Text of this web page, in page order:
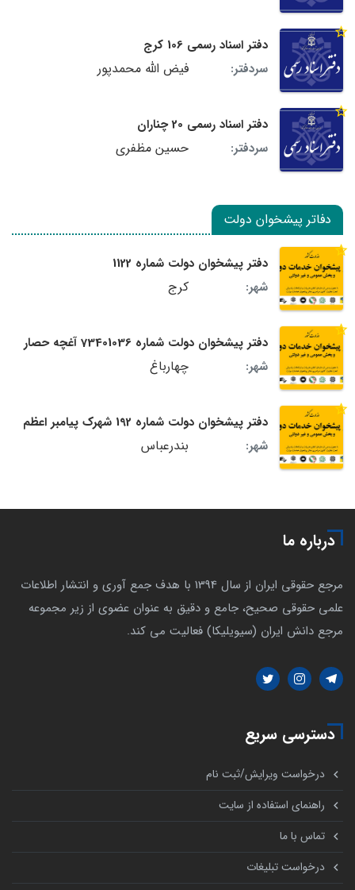
دفتر اسناد رسمی 106 کرج
سردفتر:
فیض الله محمدپور
دفتر اسناد رسمی 20 چناران
سردفتر:
حسین مظفری
دفاتر پیشخوان دولت
دفتر پیشخوان دولت شماره 1122
شهر:
کرج
دفتر پیشخوان دولت شماره 73401036 آغچه حصار
شهر:
چهارباغ
دفتر پیشخوان دولت شماره 192 شهرک پیامبر اعظم
شهر:
بندرعباس
درباره ما
مرجع حقوقی ایران از سال 1394 با هدف جمع آوری و انتشار اطلاعات
علمی حقوقی صحیح، جامع و دقیق به عنوان عضوی از زیر مجموعه
مرجع دانش ایران (سیویلیکا) فعالیت می کند.
دسترسی سریع
درخواست ویرایش/ثبت نام
راهنمای استفاده از سایت
تماس با ما
درخواست تبلیغات